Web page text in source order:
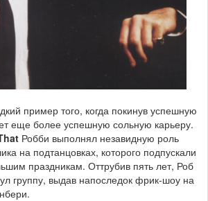
пример того, когда покинув успешную
еще более успешную сольную карьеру.
Робби выполнял незавидную роль
на подтанцовках, которого подпускали
праздникам. Оттрубив пять лет, Роб
группу, выдав напоследок фрик-шоу на